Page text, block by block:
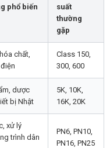
phổ biến
suất
thường
gặp
chất,
Class 150,
300, 600
dược
bị Nhật
5K, 10K,
16K, 20K
xử lý
trình dân
PN6, PN10,
PN16, PN25